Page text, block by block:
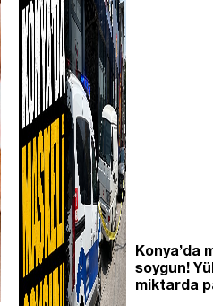
Konya’da
soygun!
miktarda